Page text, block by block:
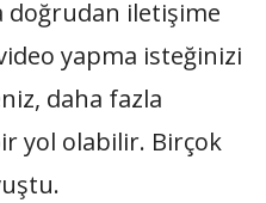
doğrudan iletişime
yapma isteğinizi
daha fazla
yol olabilir. Birçok